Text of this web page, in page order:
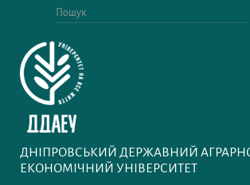
ДНІПРОВСЬКИЙ ДЕРЖАВНИЙ
ЕКОНОМІЧНИЙ УНІВЕРСИТЕТ